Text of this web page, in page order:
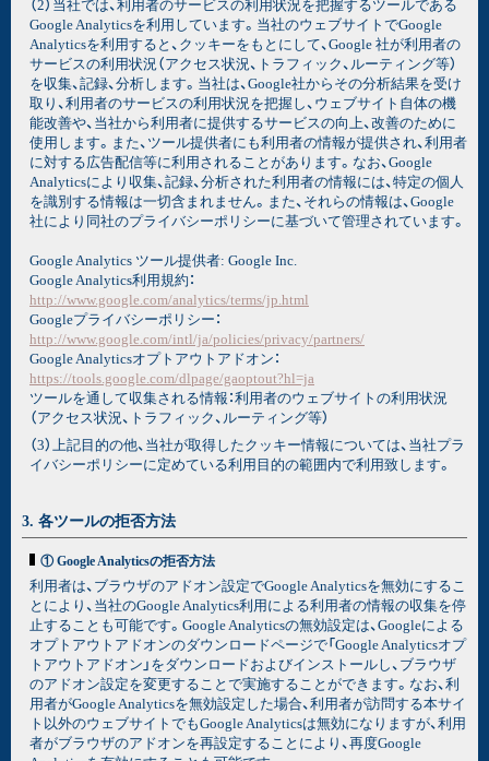
（2）当社では、利用者のサービスの利用状況を把握するツールである
Google Analyticsを利用しています。当社のウェブサイトでGoogle
Analyticsを利用すると、クッキーをもとにして、Google 社が利用者の
サービスの利用状況（アクセス状況、トラフィック、ルーティング等）
を収集、記録、分析します。当社は、Google社からその分析結果を受け
取り、利用者のサービスの利用状況を把握し、ウェブサイト自体の機
能改善や、当社から利用者に提供するサービスの向上、改善のために
使用します。また、ツール提供者にも利用者の情報が提供され、利用者
に対する広告配信等に利用されることがあります。なお、Google
Analyticsにより収集、記録、分析された利用者の情報には、特定の個人
を識別する情報は一切含まれません。また、それらの情報は、Google
社により同社のプライバシーポリシーに基づいて管理されています。
Google Analytics ツール提供者: Google Inc.
Google Analytics利用規約：
http://www.google.com/analytics/terms/jp.html
Googleプライバシーポリシー：
http://www.google.com/intl/ja/policies/privacy/partners/
Google Analyticsオプトアウトアドオン：
https://tools.google.com/dlpage/gaoptout?hl=ja
ツールを通して収集される情報：利用者のウェブサイトの利用状況
（アクセス状況、トラフィック、ルーティング等）
（3）上記目的の他、当社が取得したクッキー情報については、当社プラ
イバシーポリシーに定めている利用目的の範囲内で利用致します。
3. 各ツールの拒否方法
① Google Analyticsの拒否方法
利用者は、ブラウザのアドオン設定でGoogle Analyticsを無効にするこ
とにより、当社のGoogle Analytics利用による利用者の情報の収集を停
止することも可能です。Google Analyticsの無効設定は、Googleによる
オプトアウトアドオンのダウンロードページで「Google Analyticsオプ
トアウトアドオン」をダウンロードおよびインストールし、ブラウザ
のアドオン設定を変更することで実施することができます。なお、利
用者がGoogle Analyticsを無効設定した場合、利用者が訪問する本サイ
ト以外のウェブサイトでもGoogle Analyticsは無効になりますが、利用
者がブラウザのアドオンを再設定することにより、再度Google